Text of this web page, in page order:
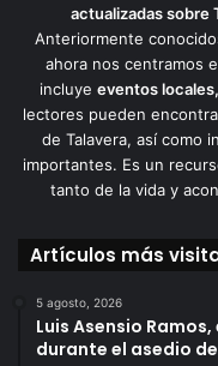
actualizadas sobre
Anteriormente
ahora nos centramos
incluye eventos
lectores pueden
de Talavera, así como
importantes. Es un
tanto de la vida y
Artículos más
5 agosto, 2026
Luis Asensio
durante el asedio de